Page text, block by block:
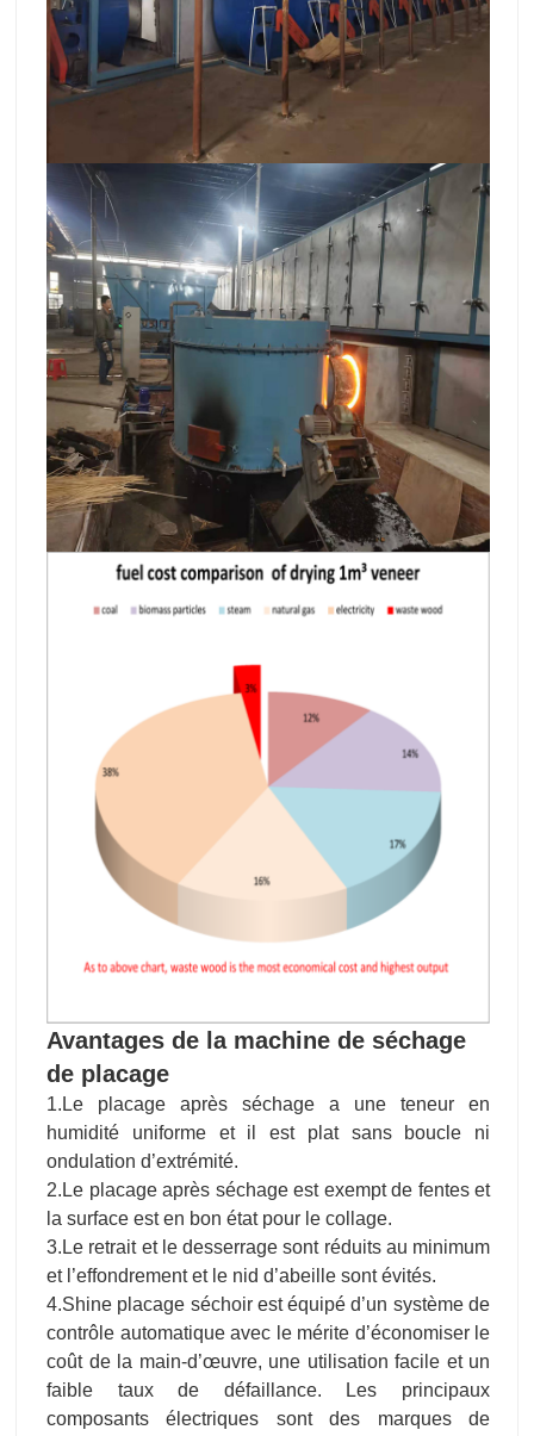
Avantages de la machine de séchage
de placage
1.Le placage après séchage a une teneur en
humidité uniforme et il est plat sans boucle ni
ondulation d’extrémité.
2.Le placage après séchage est exempt de fentes et
la surface est en bon état pour le collage.
3.Le retrait et le desserrage sont réduits au minimum
et l’effondrement et le nid d’abeille sont évités.
4.Shine placage séchoir est équipé d’un système de
contrôle automatique avec le mérite d’économiser le
coût de la main-d’œuvre, une utilisation facile et un
faible taux de défaillance. Les principaux
composants électriques sont des marques de